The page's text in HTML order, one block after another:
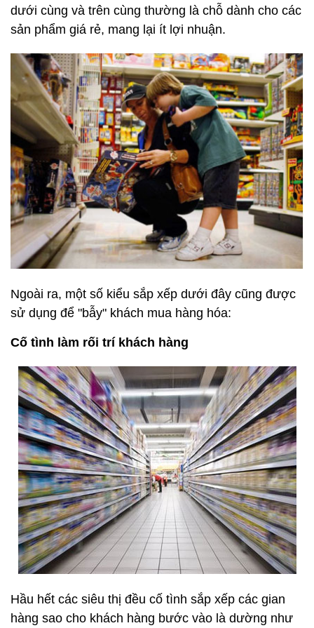
dưới cùng và trên cùng thường là chỗ dành cho các
sản phẩm giá rẻ, mang lại ít lợi nhuận.
Ngoài ra, một số kiểu sắp xếp dưới đây cũng được
sử dụng để "bẫy" khách mua hàng hóa:
Cố tình làm rối trí khách hàng
Hầu hết các siêu thị đều cố tình sắp xếp các gian
hàng sao cho khách hàng bước vào là dường như